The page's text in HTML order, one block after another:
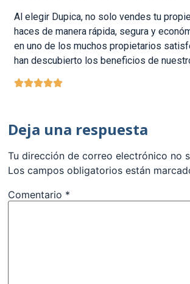
Al elegir Dupica, no solo vendes tu
haces de manera rápida, segura y
en uno de los muchos propietarios
han descubierto los beneficios de
Deja una respuesta
Tu dirección de correo electrónico no
Los campos obligatorios están
Comentario *